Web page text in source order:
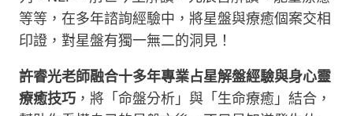
等等，在多年諮詢經驗中，將星盤與療癒個案交相
印證，對星盤有獨一無二的洞見！
許睿光老師融合十多年專業占星解盤經驗與身心靈
療癒技巧 ，將「命盤分析」與「生命療癒」結合，